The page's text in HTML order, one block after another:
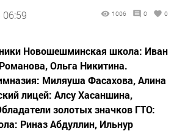
1006 0 0
Новошешминская школа: Иван
Ольга Никитина.
Миляуша Фасахова, Алина
лицей: Алсу Хасаншина,
золотых значков ГТО:
Риназ Абдуллин, Ильнур